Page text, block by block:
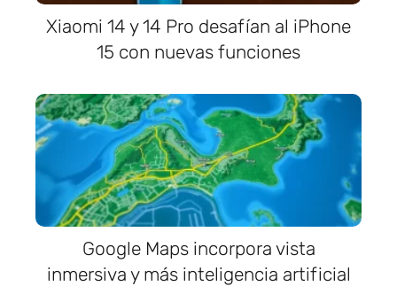
Xiaomi 14 y 14 Pro desafían al iPhone
15 con nuevas funciones
Google Maps incorpora vista
inmersiva y más inteligencia artificial